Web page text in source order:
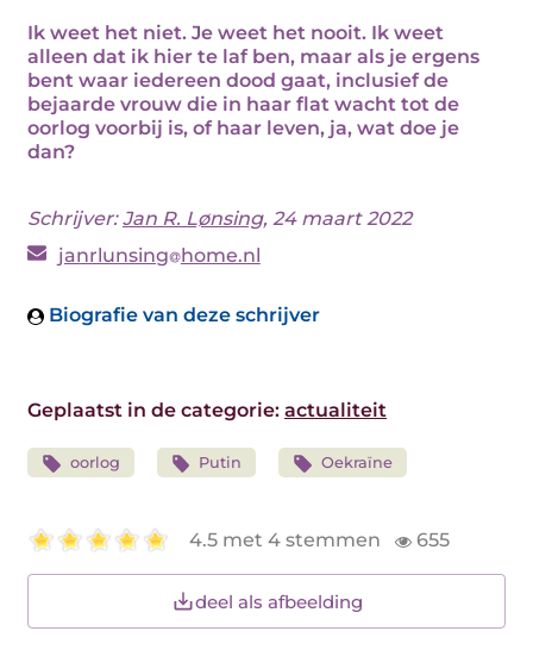
Ik weet het niet. Je weet het nooit. Ik weet
alleen dat ik hier te laf ben, maar als je ergens
bent waar iedereen dood gaat, inclusief de
bejaarde vrouw die in haar flat wacht tot de
oorlog voorbij is, of haar leven, ja, wat doe je
dan?
Schrijver:Jan R. Lønsing, 24 maart 2022
janrlunsing home.nl
Biografie van deze schrijver
Geplaatst in de categorie: actualiteit
oorlog Putin Oekraïne
4.5 met 4 stemmen 655
deel als afbeelding